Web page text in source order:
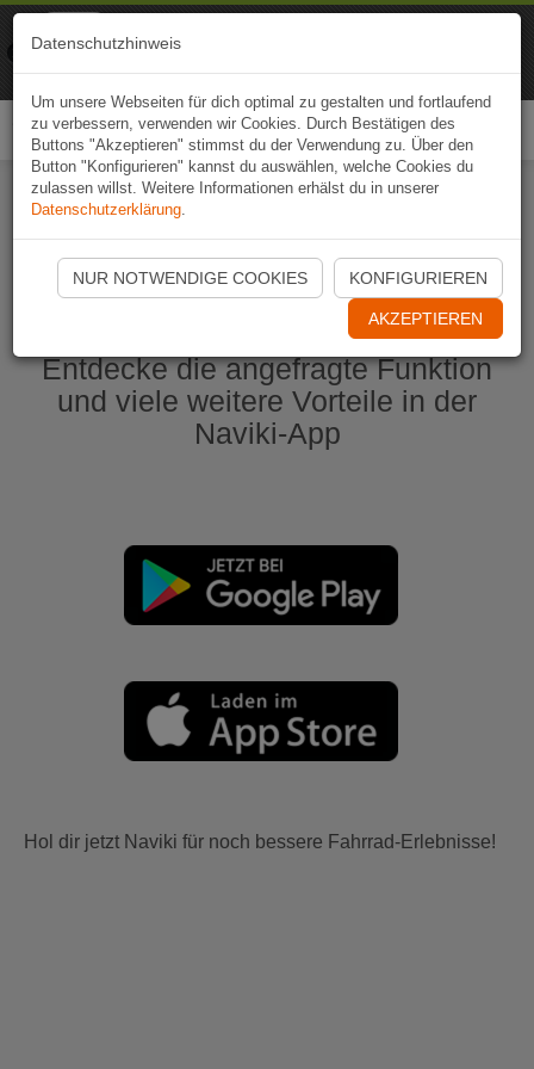
Naviki App jetzt öffnen
Entdecke die angefragte Funktion
und viele weitere Vorteile in der
Naviki-App
Hol dir jetzt Naviki für noch bessere Fahrrad-Erlebnisse!
Datenschutzhinweis
Um unsere Webseiten für dich optimal zu gestalten und fortlaufend
zu verbessern, verwenden wir Cookies. Durch Bestätigen des
Buttons "Akzeptieren" stimmst du der Verwendung zu. Über den
Button "Konfigurieren" kannst du auswählen, welche Cookies du
zulassen willst. Weitere Informationen erhälst du in unserer
Datenschutzerklärung.
NUR NOTWENDIGE COOKIES KONFIGURIEREN
AKZEPTIEREN
Naviki